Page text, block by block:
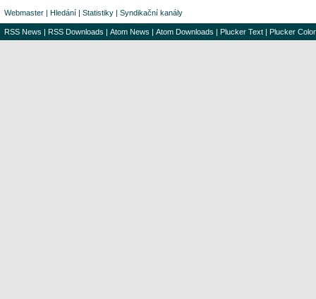
Webmaster | Hledání | Statistiky | Syndikační kanály
RSS News | RSS Downloads | Atom News | Atom Downloads | Plucker Text | Plucker Color